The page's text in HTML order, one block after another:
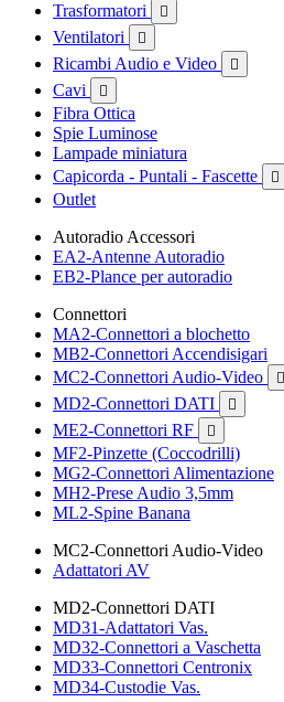
Trasformatori 
Ventilatori 
Ricambi Audio e Video 
Cavi 
Fibra Ottica
Spie Luminose
Lampade miniatura
Capicorda - Puntali - Fascette

Outlet
Autoradio Accessori
EA2-Antenne Autoradio
EB2-Plance per autoradio
Connettori
MA2-Connettori a blochetto
MB2-Connettori Accendisigari
MC2-Connettori Audio-Video

MD2-Connettori DATI 
ME2-Connettori RF 
MF2-Pinzette (Coccodrilli)
MG2-Connettori Alimentazione
MH2-Prese Audio 3,5mm
ML2-Spine Banana
MC2-Connettori Audio-Video
Adattatori AV
MD2-Connettori DATI
MD31-Adattatori Vas.
MD32-Connettori a Vaschetta
MD33-Connettori Centronix
MD34-Custodie Vas.